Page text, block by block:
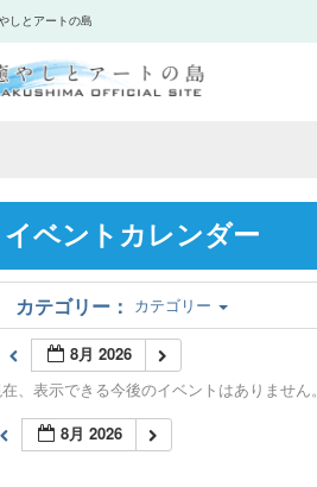
しとアートの島
イベントカレンダー
カテゴリー
8月 2026
、表示できる今後のイベントはありません。
8月 2026